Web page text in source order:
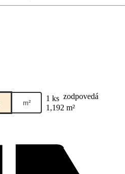
m² 1 ks zodpovedá
1,192 m²